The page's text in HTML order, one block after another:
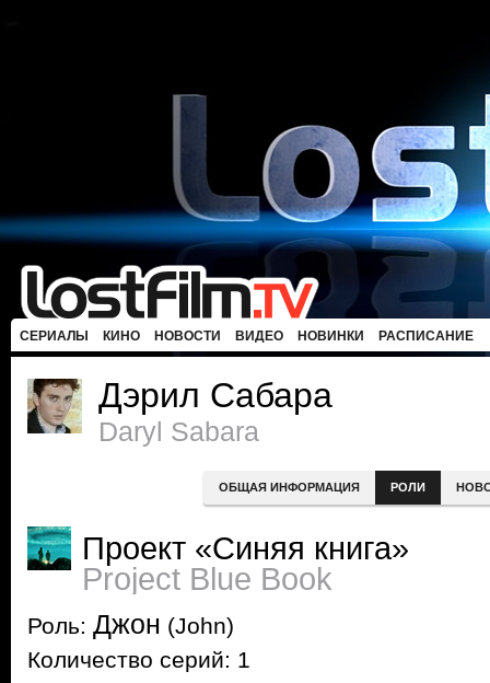
СЕРИАЛЫ КИНО НОВОСТИ ВИДЕО НОВИНКИ РАСПИСАНИЕ
Дэрил Сабара
Daryl Sabara
ОБЩАЯ ИНФОРМАЦИЯ РОЛИ
Проект «Синяя книга»
Project Blue Book
Роль: Джон (John)
Количество серий: 1